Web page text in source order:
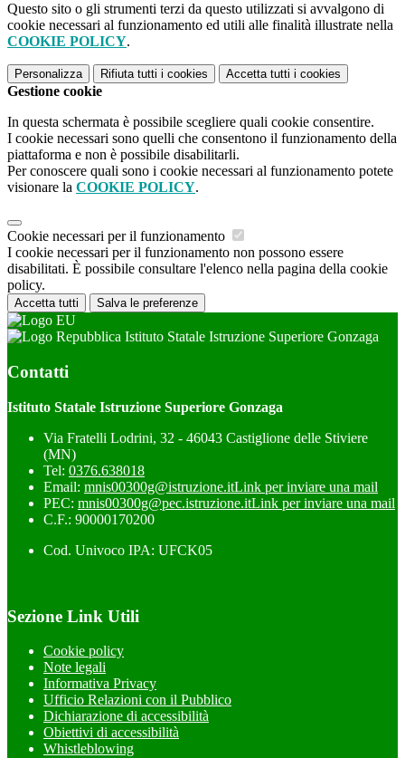
Questo sito o gli strumenti terzi da questo utilizzati si avvalgono di
cookie necessari al funzionamento ed utili alle finalità illustrate nella
COOKIE POLICY.
Personalizza Rifiuta tutti i cookies Accetta tutti i cookies
Gestione cookie
In questa schermata è possibile scegliere quali cookie consentire.
I cookie necessari sono quelli che consentono il funzionamento della
piattaforma e non è possibile disabilitarli.
Per conoscere quali sono i cookie necessari al funzionamento potete
visionare la COOKIE POLICY.
Cookie necessari per il funzionamento
I cookie necessari per il funzionamento non possono essere
disabilitati. È possibile consultare l'elenco nella pagina della cookie
policy.
Accetta tutti Salva le preferenze
Istituto Statale Istruzione Superiore Gonzaga
Contatti
Istituto Statale Istruzione Superiore Gonzaga
Via Fratelli Lodrini, 32 - 46043 Castiglione delle Stiviere
(MN)
Tel: 0376.638018
Email: mnis00300g@istruzione.itLink per inviare una mail
PEC: mnis00300g@pec.istruzione.itLink per inviare una mail
C.F.: 90000170200
Cod. Univoco IPA: UFCK05
Sezione Link Utili
Cookie policy
Note legali
Informativa Privacy
Ufficio Relazioni con il Pubblico
Dichiarazione di accessibilità
Obiettivi di accessibilità
Whistleblowing